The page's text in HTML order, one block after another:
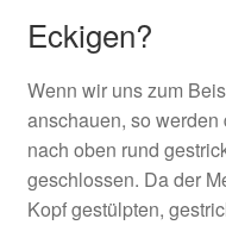
Eckigen?
Wenn wir uns zum
anschauen, so
nach oben rund
geschlossen. Da der
Kopf gestülpten,